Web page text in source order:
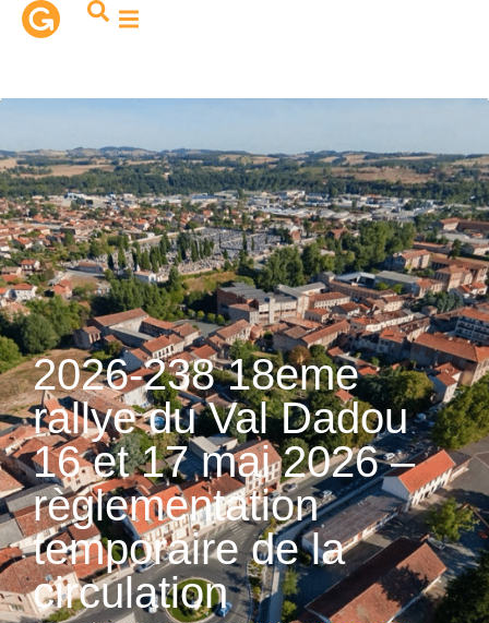
principal
2026-238 18eme
rallye du Val Dadou
16 et 17 mai 2026 –
règlementation
temporaire de la
circulation